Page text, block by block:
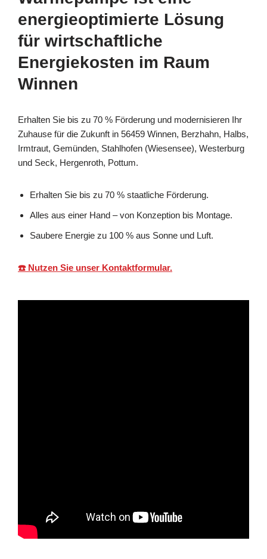
energieoptimierte Lösung
für wirtschaftliche
Energiekosten im Raum
Winnen
Erhalten Sie bis zu 70 % Förderung und modernisieren Ihr
Zuhause für die Zukunft in 56459 Winnen, Berzhahn, Halbs,
Irmtraut, Gemünden, Stahlhofen (Wiesensee), Westerburg
und Seck, Hergenroth, Pottum.
Erhalten Sie bis zu 70 % staatliche Förderung.
Alles aus einer Hand – von Konzeption bis Montage.
Saubere Energie zu 100 % aus Sonne und Luft.
☎️ Nutzen Sie unser Kontaktformular.